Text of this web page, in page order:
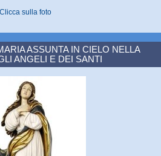
Clicca sulla foto
ASSUNTA IN CIELO NELLA
ANGELI E DEI SANTI